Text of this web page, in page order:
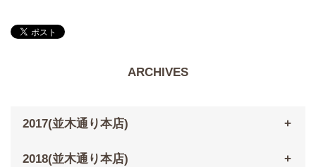
ARCHIVES
2017(並木通り本店)
2018(並木通り本店)